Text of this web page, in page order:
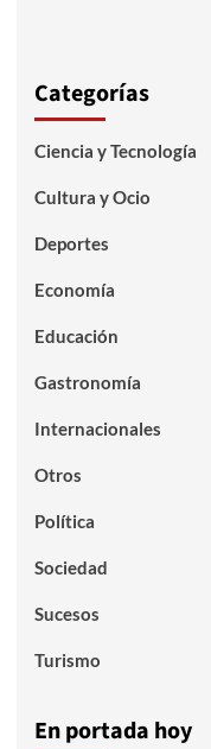
Categorías
Ciencia y Tecnología
Cultura y Ocio
Deportes
Economía
Educación
Gastronomía
Internacionales
Otros
Política
Sociedad
Sucesos
Turismo
En portada hoy